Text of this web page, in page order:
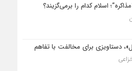
اسلام کدام را برمی‌گزیند؟
دستاویزی برای مخالفت با تفاهم